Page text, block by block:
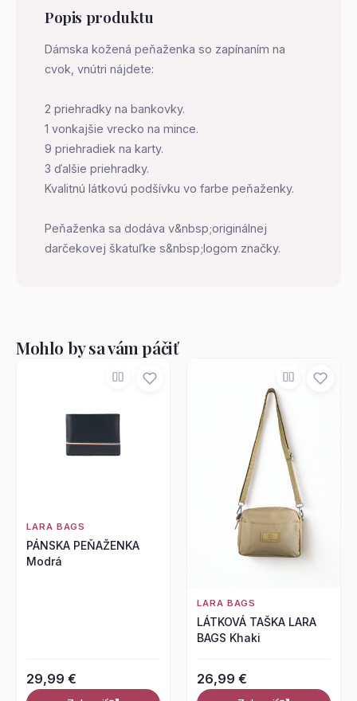
Popis produktu
Dámska kožená peňaženka so zapínaním na
cvok, vnútri nájdete:
2 priehradky na bankovky.
1 vonkajšie vrecko na mince.
9 priehradiek na karty.
3 ďalšie priehradky.
Kvalitnú látkovú podšívku vo farbe peňaženky.
Peňaženka sa dodáva v&nbsp;originálnej
darčekovej škatuľke s&nbsp;logom značky.
Mohlo by sa vám páčiť
LARA BAGS
PÁNSKA PEŇAŽENKA
Modrá
29,99 €
LARA BAGS
LÁTKOVÁ TAŠKA LARA
BAGS Khaki
26,99 €